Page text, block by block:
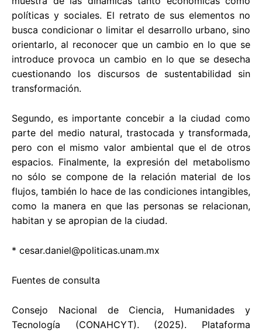
políticas y sociales. El retrato de sus elementos no
busca condicionar o limitar el desarrollo urbano, sino
orientarlo, al reconocer que un cambio en lo que se
introduce provoca un cambio en lo que se desecha
cuestionando los discursos de sustentabilidad sin
transformación.
Segundo, es importante concebir a la ciudad como
parte del medio natural, trastocada y transformada,
pero con el mismo valor ambiental que el de otros
espacios. Finalmente, la expresión del metabolismo
no sólo se compone de la relación material de los
flujos, también lo hace de las condiciones intangibles,
como la manera en que las personas se relacionan,
habitan y se apropian de la ciudad.
* cesar.daniel@politicas.unam.mx
Fuentes de consulta
Consejo Nacional de Ciencia, Humanidades y
Tecnología (CONAHCYT). (2025). Plataforma